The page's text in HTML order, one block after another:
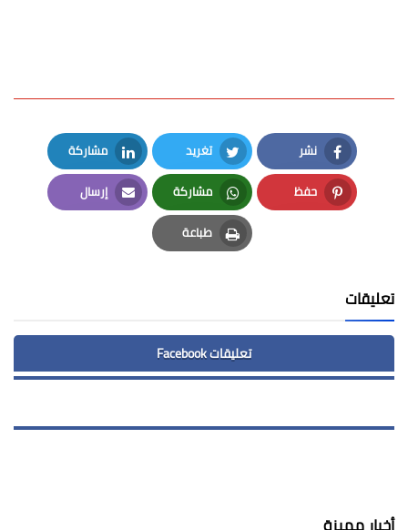
نشر
Facebook
تغريد
Twitter
مشاركة
LinkedIn
حفظ
Pinterest
مشاركة
Whatsapp
إرسال
Email
طباعة
Print
تعليقات
تعليقات Facebook